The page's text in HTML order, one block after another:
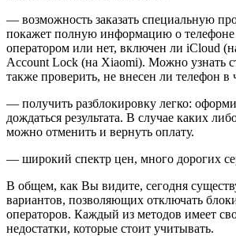
— возможность заказать специальную
покажет полную информацию о
оператором или нет, включен ли iCloud
Account Lock (на Xiaomi). Можно узнать
также проверить, не внесен ли телефон в
— получить разблокировку легко:
дождаться результата. В случае каких
можно отменить и вернуть оплату.
— широкий спектр цен, много дорогих
В общем, как Вы видите, сегодня
вариантов, позволяющих отключать
операторов. Каждый из методов имеет
недостатки, которые стоит учитывать.